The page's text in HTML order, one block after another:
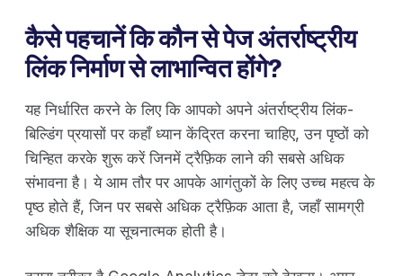
कैसे पहचानें कि कौन से पेज अंतर्राष्ट्रीय
लिंक निर्माण से लाभान्वित होंगे?
यह निर्धारित करने के लिए कि आपको अपने अंतर्राष्ट्रीय लिंक-
बिल्डिंग प्रयासों पर कहाँ ध्यान केंद्रित करना चाहिए, उन पृष्ठों को
चिन्हित करके शुरू करें जिनमें ट्रैफ़िक लाने की सबसे अधिक
संभावना है। ये आम तौर पर आपके आगंतुकों के लिए उच्च महत्व के
पृष्ठ होते हैं, जिन पर सबसे अधिक ट्रैफ़िक आता है, जहाँ सामग्री
अधिक शैक्षिक या सूचनात्मक होती है।